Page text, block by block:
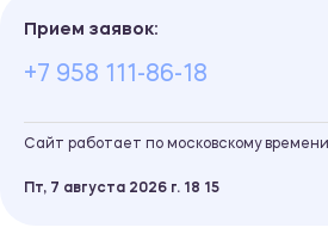
Прием заявок:
+7 958 111-86-18
Сайт работает по московскому времени
Пт, 7 августа 2026 г. 18 15